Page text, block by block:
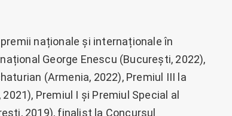
naționale și internaționale în
George Enescu (București, 2022),
(Armenia, 2022), Premiul III la
Premiul I și Premiul Special al
2019), finalist la Concursul